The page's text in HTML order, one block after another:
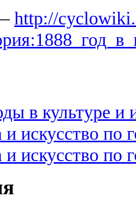
http://
в культуре и
и искусство по
и искусство по